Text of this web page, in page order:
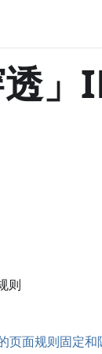
透
则
页面规则固定和